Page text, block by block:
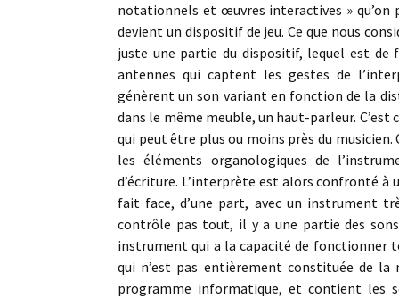
notationnels et œuvres interactives »
devient un dispositif de jeu. Ce que nous
juste une partie du dispositif, lequel est de
antennes qui captent les gestes de
génèrent un son variant en fonction de la
dans le même meuble, un haut-parleur.
qui peut être plus ou moins près du musicien.
les éléments organologiques de
d’écriture. L’interprète est alors confronté à
fait face, d’une part, avec un instrument
contrôle pas tout, il y a une partie des
instrument qui a la capacité de
qui n’est pas entièrement constituée de
programme informatique, et contient les